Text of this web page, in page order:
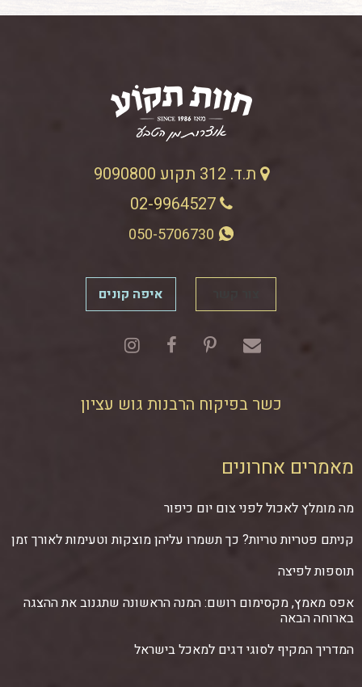
ת.ד. 312 תקוע 9090800
02-9964527
איפה קונים
כשר בפיקוח הרבנות גוש עציון
מאמרים אחרונים
מה מומלץ לאכול לפני צום יום כיפור
קניתם פטריות טריות? כך תשמרו עליהן מוצקות וטעימות לאורך זמן
תוספות לפיצה
אפס מאמץ, מקסימום רושם: המנה הראשונה שתגנוב את ההצגה
בארוחה הבאה
המדריך המקיף לסוגי דגים למאכל בישראל